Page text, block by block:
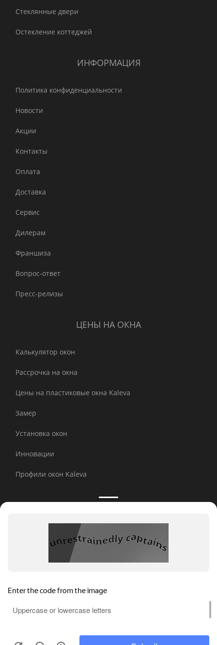
Стеклянные двери
Остекление коттеджей
ИНФОРМАЦИЯ
Политика конфиденциальности
Новости
Акции
Контакты
Оплата
Доставка
Сервис
Дилерам
Франшиза
Вопрос-ответ
Пресс-релизы
ЦЕНЫ НА ОКНА
Калькулятор окон
Рассрочка на окна
Цены на пластиковые окна Kaleva
Замер
Установка окон
Инновации
Профили окон Kaleva
Принимаем к оплате:
любой информации запрещено.